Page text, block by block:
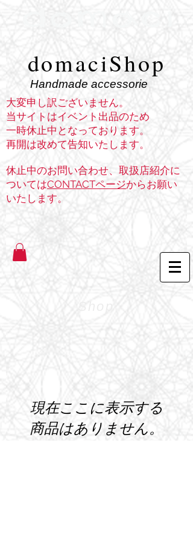
domaciShop
Handmade accessorie
大変申し訳ございません。
当サイトはイベント出品のため
一時休止中となっております。
再開は改めて告知いたします。
休止中のお問い合わせ、取扱店紹介に
ついてはCONTACTページからお願い
いたします。
現在ここに表示する
商品はありません。